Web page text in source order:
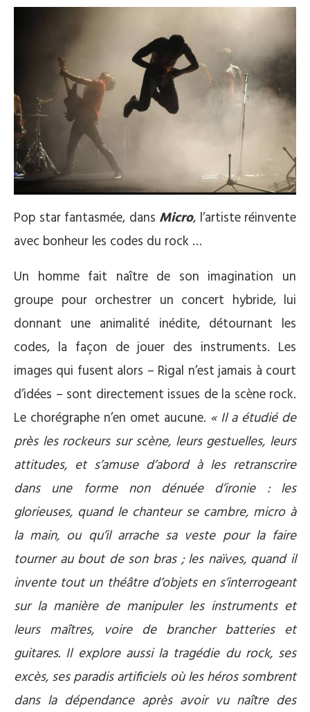
Pop star fantasmée, dans Micro, l’artiste réinvente
avec bonheur les codes du rock …
Un homme fait naître de son imagination un
groupe pour orchestrer un concert hybride, lui
donnant une animalité inédite, détournant les
codes, la façon de jouer des instruments. Les
images qui fusent alors – Rigal n’est jamais à court
d’idées – sont directement issues de la scène rock.
Le chorégraphe n’en omet aucune. « Il a étudié de
près les rockeurs sur scène, leurs gestuelles, leurs
attitudes, et s’amuse d’abord à les retranscrire
dans une forme non dénuée d’ironie : les
glorieuses, quand le chanteur se cambre, micro à
la main, ou qu’il arrache sa veste pour la faire
tourner au bout de son bras ; les naïves, quand il
invente tout un théâtre d’objets en s’interrogeant
sur la manière de manipuler les instruments et
leurs maîtres, voire de brancher batteries et
guitares. Il explore aussi la tragédie du rock, ses
excès, ses paradis artificiels où les héros sombrent
dans la dépendance après avoir vu naître des